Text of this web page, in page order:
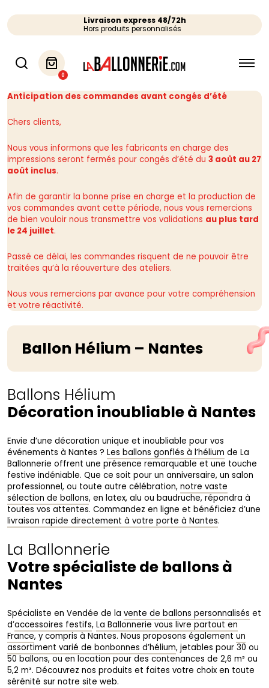
Livraison express 48/72h
Hors produits personnalisés
0
Anticipation des commandes avant congés d’été
Chers clients,
Nous vous informons que les fabricants en charge des
impressions seront fermés pour congés d’été du 3 août au 27
août inclus.
Afin de garantir la bonne prise en charge et la production de
vos commandes avant cette période, nous vous remercions
de bien vouloir nous transmettre vos validations au plus tard
le 24 juillet.
Passé ce délai, les commandes risquent de ne pouvoir être
traitées qu’à la réouverture des ateliers.
Nous vous remercions par avance pour votre compréhension
et votre réactivité.
Ballon Hélium – Nantes
Ballons Hélium
Décoration inoubliable à Nantes
Envie d’une décoration unique et inoubliable pour vos
événements à Nantes ? Les ballons gonflés à l’hélium de La
Ballonnerie offrent une présence remarquable et une touche
festive indéniable. Que ce soit pour un anniversaire, un salon
professionnel, ou toute autre célébration, notre vaste
sélection de ballons, en latex, alu ou baudruche, répondra à
toutes vos attentes. Commandez en ligne et bénéficiez d’une
livraison rapide directement à votre porte à Nantes.
La Ballonnerie
Votre spécialiste de ballons à
Nantes
Spécialiste en Vendée de la vente de ballons personnalisés et
d’accessoires festifs, La Ballonnerie vous livre partout en
France, y compris à Nantes. Nous proposons également un
assortiment varié de bonbonnes d’hélium, jetables pour 30 ou
50 ballons, ou en location pour des contenances de 2,6 m³ ou
5,2 m³. Découvrez nos produits et faites votre choix en toute
sérénité sur notre site web.